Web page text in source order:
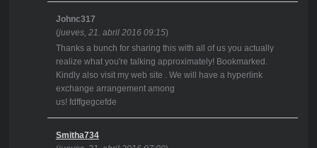
Johnc317
(jueves, 21. abril 2016 09:15)
Thanks a bunch for sharing this with all of us you actually
realize what you're talking approximately! Bookmarked.
Kindly also visit my web site . We will have a hyperlink
exchange arrangement among
us! fdffgegcefde
Smitha734